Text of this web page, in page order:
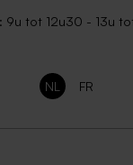
9u tot 12u30 - 13u
NL FR